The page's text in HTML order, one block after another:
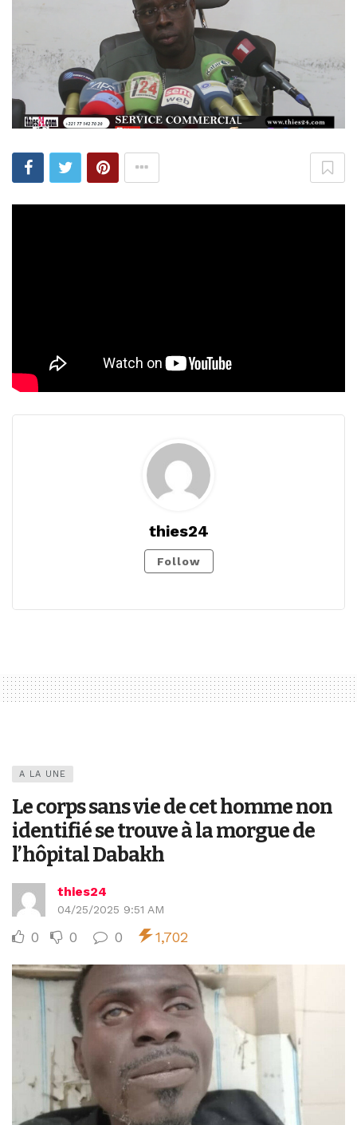
thies24
Follow
A LA UNE
Le corps sans vie de cet homme non
identifié se trouve à la morgue de
l’hôpital Dabakh
thies24
04/25/2025 9:51 AM
0 0 0 1,702